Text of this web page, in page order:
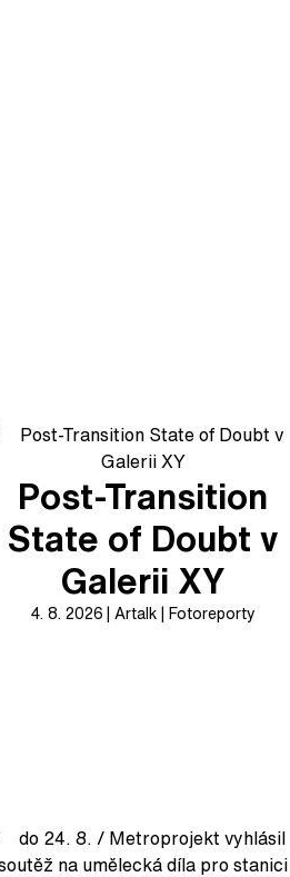
Post-Transition
State of Doubt v
Galerii XY
4. 8. 2026 Artalk Fotoreporty